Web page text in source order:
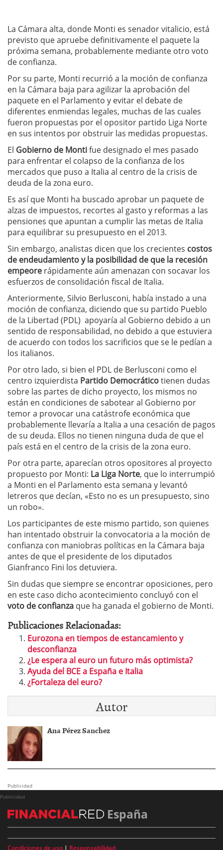
La Cámara alta, donde Monti es senador vitalicio, está
previsto que apruebe definitivamente el paquete la
próxima semana, probablemente mediante otro voto
de confianza.
Por su parte, Monti recurrió a la moción de confianza
en la Cámara baja para agilizar la aprobación del
paquete en el Parlamento y evitar el debate de
diferentes enmiendas legales, muchas de las cuales
fueron propuestas por el opositor partido Liga Norte
en sus intentos por obstruir las medidas propuestas.
El Gobierno de Montifue designado el mes pasado
para enfrentar el colapso de la confianza de los
mercados que puso a Italia al centro de la crisis de
deuda de la zona euro.
Es así que Monti ha buscado aprobar un paquete de
alzas de impuestos, recortes al gasto y reformas a las
pensiones que apuntan a cumplir las metas de Italia
para equilibrar su presupuesto en el 2013.
Sin embargo, analistas dicen que los crecientes costos
de endeudamiento y la posibilidad de que la recesión
empeore rápidamente aún amenazan con socavar los
esfuerzos de consolidación fiscal de Italia.
Anteriormente, Silvio Berlusconi, había instado a una
moción de confianza, diciendo que su partido Pueblo
de la Libertad (PDL) apoyaría al Gobierno debido a un
sentido de responsabilidad, no debido a que estuviera
de acuerdo con todos los sacrificios que se le pedían a
los italianos.
Por otro lado, si bien el PDL de Berlusconi como el
centro izquierdista Partido Democráticotienen dudas
sobre las partes de dicho proyecto, los mismos no
están en condiciones de sabotear al Gobierno por
temor a provocar una catástrofe económica que
probablemente llevaría a Italia a una cesación de pagos
de su deuda. Ellos no tienen ninguna duda de que el
país está en el centro de la crisis de la zona euro.
Por otra parte, aparecían otros opositores al proyecto
propuesto por Monti: La Liga Norte, que lo interrumpió
a Monti en el Parlamento esta semana y levantó
letreros que decían, «Esto no es un presupuesto, sino
un robo».
Los participantes de este mismo partido, son quienes
han intentado obstruir la convocatoria a la moción de
confianza con maniobras políticas en la Cámara baja
antes de que el presidente de los diputados
Gianfranco Fini los detuviera.
Sin dudas que siempre se encontrar oposiciones, pero
en este caso dicho acontecimiento concluyó con el
voto de confianza que ha ganada el gobierno de Monti.
Publicaciones Relacionadas:
Eurozona en tiempos de estancamiento y
desconfianza
¿Le espera al euro un futuro más optimista?
Ayuda del BCE a España e Italia
¿Fortaleza del euro?
Autor
Ana Pérez Sanchez
Publicidad
Publicidad
España
Condiciones de uso | Responsabilidad